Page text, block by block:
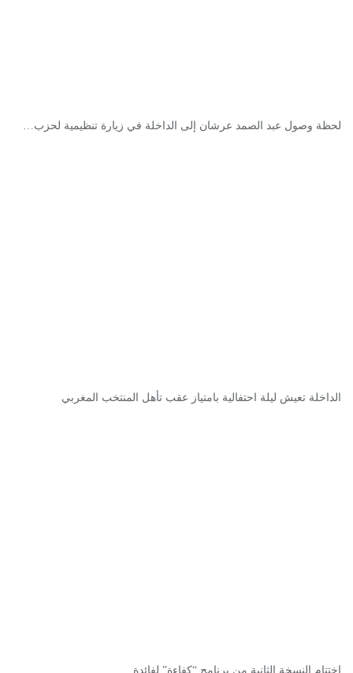
لحظة وصول عبد الصمد عرشان إلى الداخلة في زيارة تنظيمية لحزب…
الداخلة تعيش ليلة احتفالية بامتياز عقب تأهل المنتخب المغربي
اختتام النسخة الثانية من برنامج “كفاءة” لفائدة…